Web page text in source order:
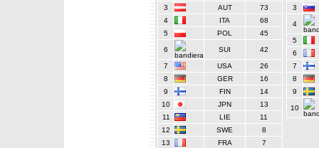
3
AUT
73
4
ITA
68
5
POL 45
6 SUI 42
7 USA
26
8
GER
16
9
FIN
14
10
JPN
13
11
LIE
11
12
SWE
8
13
FRA 7
3
4
5
6
7
8
9
10